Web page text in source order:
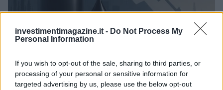
investimentimagazine.it - Do Not Process My
Personal Information
If you wish to opt-out of the sale, sharing to third parties, or
processing of your personal or sensitive information for
targeted advertising by us, please use the below opt-out
Petrolio in calo, Brent a 88.9 USD dopo un ribasso del 8.3%
Andrea Innocenti · 7 Ago 2026